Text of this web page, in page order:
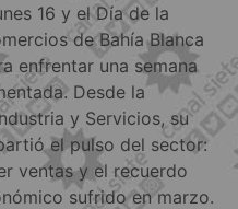
16 y el Día de la
de Bahía Blanca
enfrentar una semana
Desde la
y Servicios, su
el pulso del sector:
ventas y el recuerdo
sufrido en marzo.